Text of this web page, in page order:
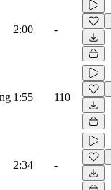
2:00 -
1:55 110
2:34 -